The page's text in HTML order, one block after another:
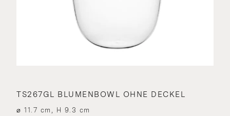
TS267GL BLUMENBOWL OHNE DECKEL
⌀ 11.7 cm, H 9.3 cm